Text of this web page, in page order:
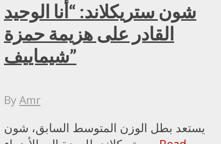
شون ستريكلاند: “أنا الوحيد
القادر على هزيمة حمزة
شيماييف”
ByAmr
يستعد بطل الوزن المتوسط السابق، شون